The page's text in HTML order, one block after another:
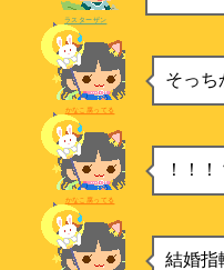
ラスターザン
そっち
かなこ腐ってる
！！！
かなこ腐ってる
結婚指